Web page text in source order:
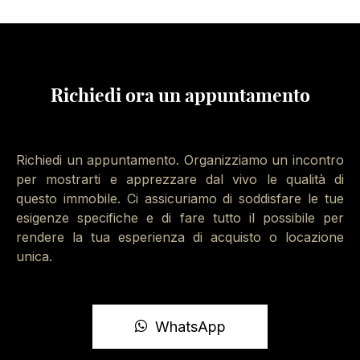
Goditi il lussureggiante giardino condominiale,
inquilini rispettosi.
Non perdere l’opportunità di esplorare questo
bilocale in vendita a Brugherio: guarda il tour 3D per
visualizzare ogni angolo di questa incantevole casa.
Oppure, esplora le immagini ed ilvideo per guardare
dall’alto le condizioni del tetto e la zona circostante.
Contattaci al numero 0396908137 via telefono o
Santalfredo | Brugherio Vendita Bilocale Ristrutturato
Se hai bisogno di vendere la tua casa per acquistare
Richiedi ora un appuntamento
Richiedi un appuntamento. Organizziamo un incontro
per mostrarti e apprezzare dal vivo le qualità di
questo immobile. Ci assicuriamo di soddisfare le tue
esigenze specifiche e di fare tutto il possibile per
rendere la tua esperienza di acquisto o locazione
unica.
WhatsApp